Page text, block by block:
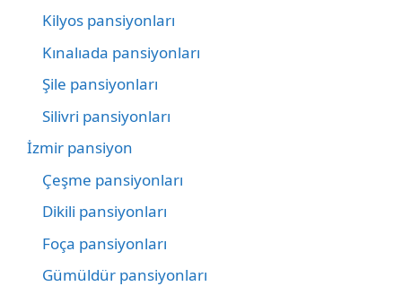
Kilyos pansiyonları
Kınalıada pansiyonları
Şile pansiyonları
Silivri pansiyonları
İzmir pansiyon
Çeşme pansiyonları
Dikili pansiyonları
Foça pansiyonları
Gümüldür pansiyonları